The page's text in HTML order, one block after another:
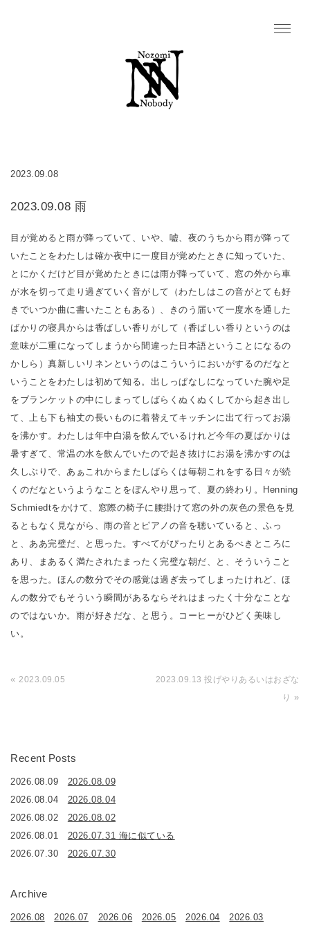
2023.09.08
2023.09.08 雨
目が覚めると雨が降っていて、いや、嘘、夜のうちから雨が降って
いたことをわたしは確か夜中に一度目が覚めたときに知っていた、
とにかくだけど目が覚めたときには雨が降っていて、窓の外から車
が水を切って走り過ぎていく音がして（わたしはこの音がとても好
きでいつか曲に書いたこともある）、きのう届いて一度水を通した
ばかりの寝具からは香ばしい香りがして（香ばしい香りというのは
意味が二重になってしまうから間違った日本語ということになるの
かしら）真新しいリネンというのはこういうにおいがするのだなと
いうことをわたしは初めて知る。出しっぱなしになっていた腕や足
をブランケットの中にしまってしばらくぬくぬくしてから起き出し
て、上も下も袖丈の長いものに着替えてキッチンに出て行ってお湯
を沸かす。わたしは年中白湯を飲んでいるけれど今年の夏ばかりは
暑すぎて、常温の水を飲んでいたので起き抜けにお湯を沸かすのは
久しぶりで、あぁこれからまたしばらくは毎朝これをする日々が続
くのだなというようなことをぼんやり思って、夏の終わり。Henning
Schmiedtをかけて、窓際の椅子に腰掛けて窓の外の灰色の景色を見
るともなく見ながら、雨の音とピアノの音を聴いていると、ふっ
と、ああ完璧だ、と思った。すべてがぴったりとあるべきところに
あり、まあるく満たされたまったく完璧な朝だ、と、そういうこと
を思った。ほんの数分でその感覚は過ぎ去ってしまったけれど、ほ
んの数分でもそういう瞬間があるならそれはまったく十分なことな
のではないか。雨が好きだな、と思う。コーヒーがひどく美味し
い。
« 2023.09.05
2023.09.13 投げやりあるいはおざな
り
»
Recent Posts
2026.08.09
2026.08.09
2026.08.04
2026.08.04
2026.08.02
2026.08.02
2026.08.01
2026.07.31 海に似ている
2026.07.30
2026.07.30
Archive
2026.08 2026.07 2026.06 2026.05 2026.04
2026.03